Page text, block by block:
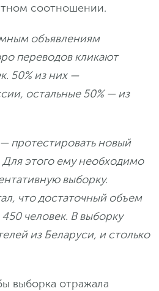
соотношении.
объявлениям
переводов кликают
50% из них —
остальные 50% — из
протестировать новый
этого ему необходимо
выборку.
что достаточный объем
человек. В выборку
из Беларуси, и столько
выборка отражала